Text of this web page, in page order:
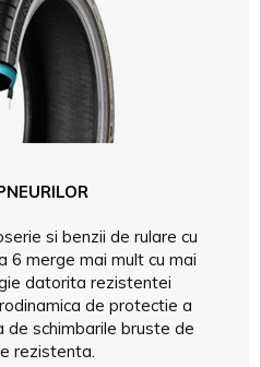
si benzii de rulare cu
6 merge mai mult cu mai
datorita rezistentei
de protectie a
schimbarile bruste de
rezistenta.